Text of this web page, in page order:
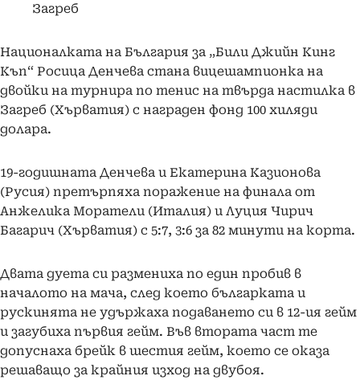
Загреб
Националката на България за „Били Джийн Кинг
Къп“ Росица Денчева стана вицешампионка на
двойки на турнира по тенис на твърда настилка в
Загреб (Хърватия) с награден фонд 100 хиляди
долара.
19-годишната Денчева и Екатерина Казионова
(Русия) претърпяха поражение на финала от
Анжелика Моратели (Италия) и Луция Чирич
Багарич (Хърватия) с 5:7, 3:6 за 82 минути на корта.
Двата дуета си размениха по един пробив в
началото на мача, след което българката и
рускинята не удържаха подаването си в 12-ия гейм
и загубиха първия гейм. Във втората част те
допуснаха брейк в шестия гейм, което се оказа
решаващо за крайния изход на двубоя.